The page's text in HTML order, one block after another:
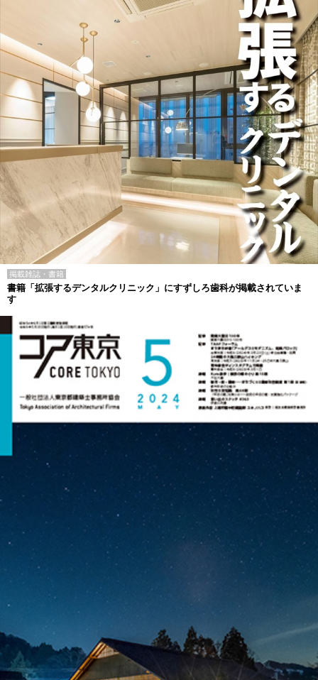
掲載雑誌・書籍
書籍「拡張するデンタルクリニック」にすずしろ歯科が掲載されていま
す